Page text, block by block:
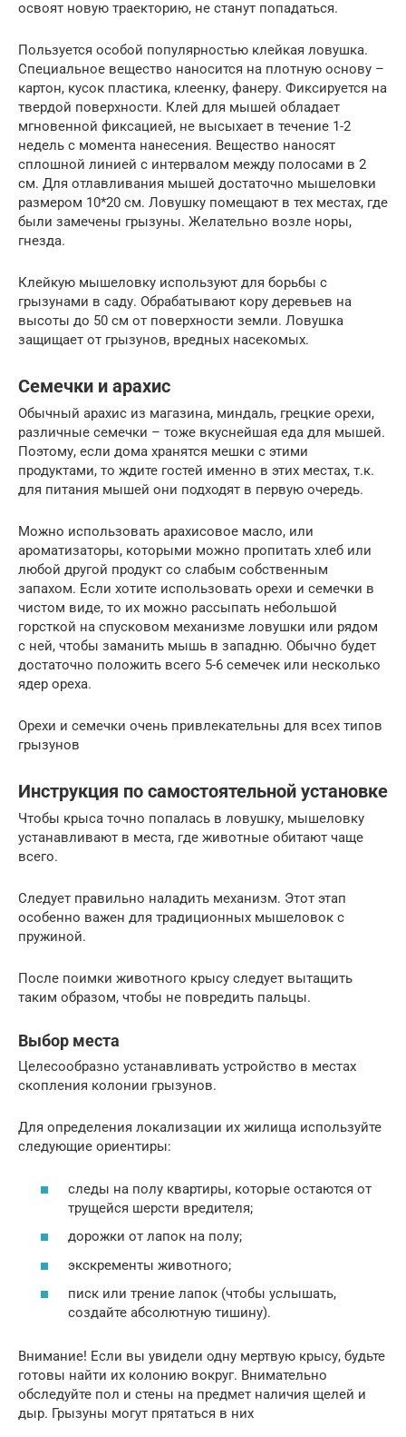
освоят новую траекторию, не станут попадаться.
Пользуется особой популярностью клейкая ловушка.
Специальное вещество наносится на плотную основу –
картон, кусок пластика, клеенку, фанеру. Фиксируется на
твердой поверхности. Клей для мышей обладает
мгновенной фиксацией, не высыхает в течение 1-2
недель с момента нанесения. Вещество наносят
сплошной линией с интервалом между полосами в 2
см. Для отлавливания мышей достаточно мышеловки
размером 10*20 см. Ловушку помещают в тех местах, где
были замечены грызуны. Желательно возле норы,
гнезда.
Клейкую мышеловку используют для борьбы с
грызунами в саду. Обрабатывают кору деревьев на
высоты до 50 см от поверхности земли. Ловушка
защищает от грызунов, вредных насекомых.
Семечки и арахис
Обычный арахис из магазина, миндаль, грецкие орехи,
различные семечки – тоже вкуснейшая еда для мышей.
Поэтому, если дома хранятся мешки с этими
продуктами, то ждите гостей именно в этих местах, т.к.
для питания мышей они подходят в первую очередь.
Можно использовать арахисовое масло, или
ароматизаторы, которыми можно пропитать хлеб или
любой другой продукт со слабым собственным
запахом. Если хотите использовать орехи и семечки в
чистом виде, то их можно рассыпать небольшой
горсткой на спусковом механизме ловушки или рядом
с ней, чтобы заманить мышь в западню. Обычно будет
достаточно положить всего 5-6 семечек или несколько
ядер ореха.
Орехи и семечки очень привлекательны для всех типов
грызунов
Инструкция по самостоятельной установке
Чтобы крыса точно попалась в ловушку, мышеловку
устанавливают в места, где животные обитают чаще
всего.
Следует правильно наладить механизм. Этот этап
особенно важен для традиционных мышеловок с
пружиной.
После поимки животного крысу следует вытащить
таким образом, чтобы не повредить пальцы.
Выбор места
Целесообразно устанавливать устройство в местах
скопления колонии грызунов.
Для определения локализации их жилища используйте
следующие ориентиры:
следы на полу квартиры, которые остаются от
трущейся шерсти вредителя;
дорожки от лапок на полу;
экскременты животного;
писк или трение лапок (чтобы услышать,
создайте абсолютную тишину).
Внимание! Если вы увидели одну мертвую крысу, будьте
готовы найти их колонию вокруг. Внимательно
обследуйте пол и стены на предмет наличия щелей и
дыр. Грызуны могут прятаться в них